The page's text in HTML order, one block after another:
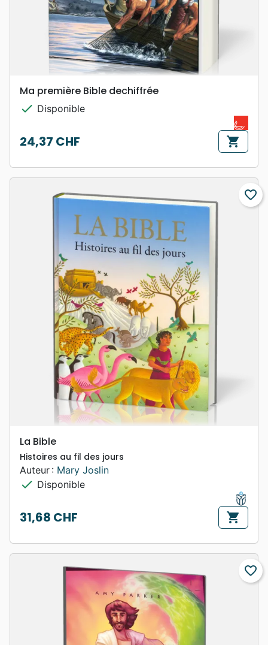
Ma première Bible dechiffrée
check Disponible
Prix
24,37 CHF shopping_cart
favorite_border
La Bible
Histoires au fil des jours
Auteur : Mary Joslin
check Disponible
Prix
31,68 CHF shopping_cart
favorite_border